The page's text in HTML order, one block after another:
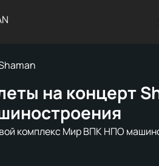
на концерт
комплекс Мир ВПК НПО